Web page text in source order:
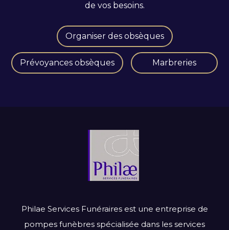
de vos besoins.
Organiser des obsèques
Prévoyances obsèques Marbreries
Philae Services Funéraires est une entreprise de
pompes funèbres spécialisée dans les services